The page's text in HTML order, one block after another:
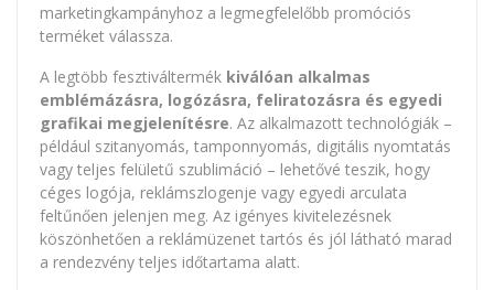
marketingkampányhoz a legmegfelelőbb promóciós
terméket válassza.
A legtöbb fesztiváltermék kiválóan alkalmas
emblémázásra, logózásra, feliratozásra és egyedi
grafikai megjelenítésre. Az alkalmazott technológiák –
például szitanyomás, tamponnyomás, digitális nyomtatás
vagy teljes felületű szublimáció – lehetővé teszik, hogy
céges logója, reklámszlogenje vagy egyedi arculata
feltűnően jelenjen meg. Az igényes kivitelezésnek
köszönhetően a reklámüzenet tartós és jól látható marad
a rendezvény teljes időtartama alatt.